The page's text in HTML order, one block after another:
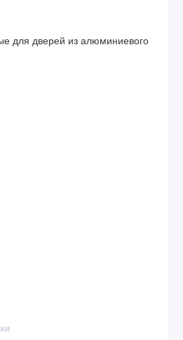
для дверей из алюминиевого